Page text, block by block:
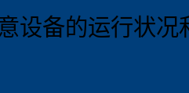
设备的运行状